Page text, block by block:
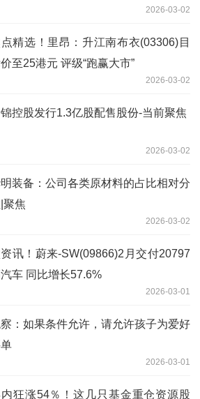
2026-03-02
精选！里昂：升江南布衣(03306)目
至25港元 评级“跑赢大市”
2026-03-02
控股发行1.3亿股配售股份-当前聚焦
2026-03-02
装备：公司各类原材料的占比相对分
聚焦
2026-03-02
讯！蔚来-SW(09866)2月交付20797
车 同比增长57.6%
2026-03-01
：如果条件允许，请允许孩子为爱好
2026-03-01
狂涨54％！这几只基金重仓资源股